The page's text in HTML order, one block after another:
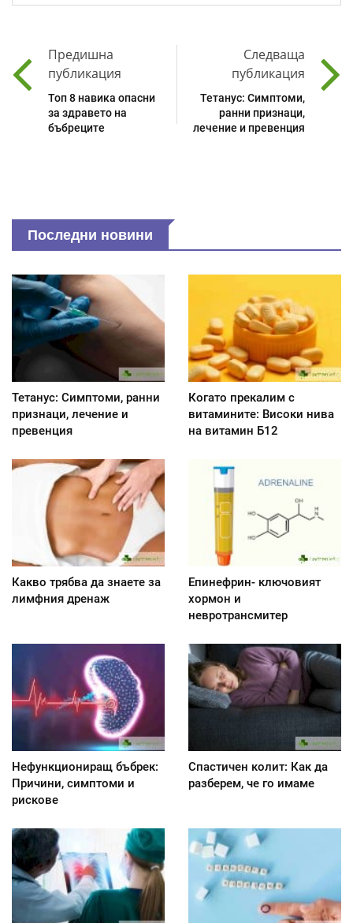
Предишна
публикация
Топ 8 навика опасни
за здравето на
бъбреците
Следваща
публикация
Тетанус: Симптоми,
ранни признаци,
лечение и превенция
Последни новини
Тетанус: Симптоми, ранни
признаци, лечение и
превенция
Когато прекалим с
витамините: Високи нива
на витамин Б12
Какво трябва да знаете за
лимфния дренаж
Епинефрин- ключовият
хормон и
невротрансмитер
Нефункциониращ бъбрек:
Причини, симптоми и
рискове
Спастичен колит: Как да
разберем, че го имаме